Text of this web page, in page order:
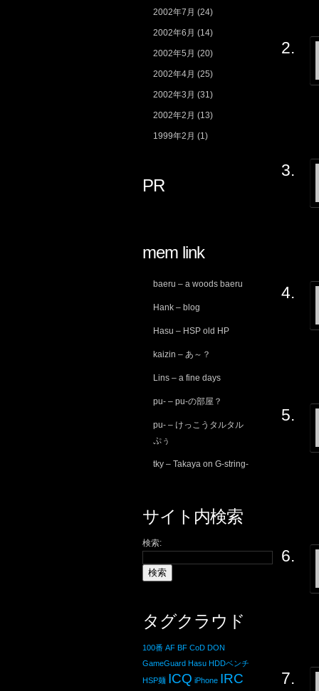
2002年7月 (24)
2002年6月 (14)
2002年5月 (20)
2002年4月 (25)
2002年3月 (31)
2002年2月 (13)
1999年2月 (1)
PR
mem link
baeru – a woods baeru
Hank – blog
Hasu – HSP old HP
kaizin – あ～？
Lins – a fine days
pu- – pu-の部屋？
pu- – けっこうタルタル
ぷぅ
tky – Takaya on G-string-
サイト内検索
検索:
タグクラウド
100番 AF BF CoD DON
GameGuard Hasu HDDベンチ
HSP麺 ICQ iPhone IRC